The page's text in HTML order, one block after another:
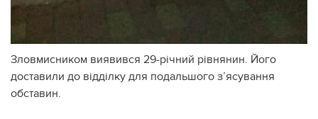
Зловмисником виявився 29-річний рівнянин. Його
доставили до відділку для подальшого з’ясування
обставин.